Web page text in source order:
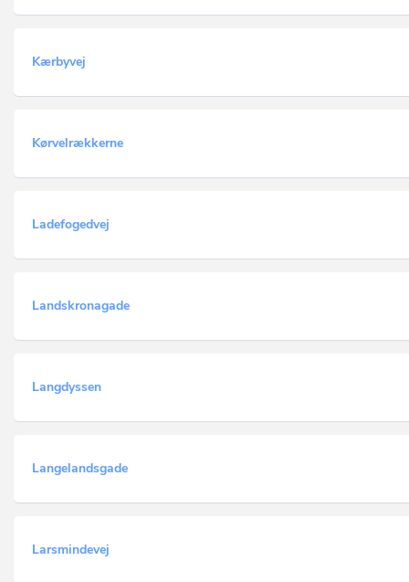
Kærbyvej
Kørvelrækkerne
Ladefogedvej
Landskronagade
Langdyssen
Langelandsgade
Larsmindevej